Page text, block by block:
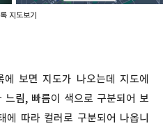
지도보기
보면 지도가 나오는데 지도에
림, 빠름이 색으로 구분되어 보
에 따라 컬러로 구분되어 나옵니